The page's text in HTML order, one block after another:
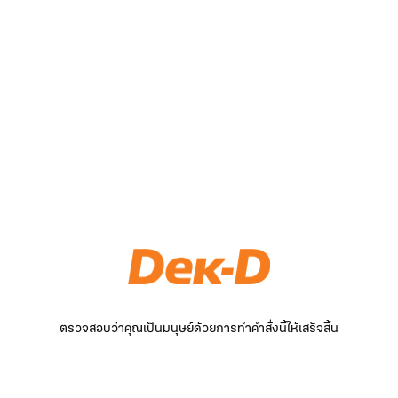
ตรวจสอบว่าคุณเป็นมนุษย์ด้วยการทำคำสั่งนี้ให้เสร็จสิ้น